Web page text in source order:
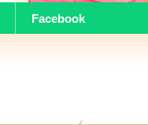
Facebook